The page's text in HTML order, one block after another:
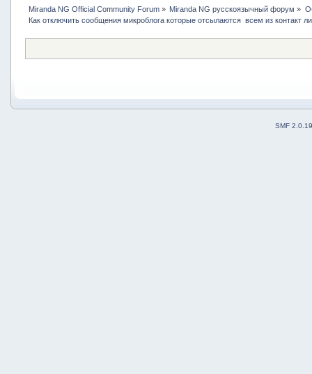
Miranda NG Official Community Forum» Miranda NG русскоязычный форум »
Как отключить сообщения микроблога которые отсылаются  всем из контакт
SMF 2.0.19